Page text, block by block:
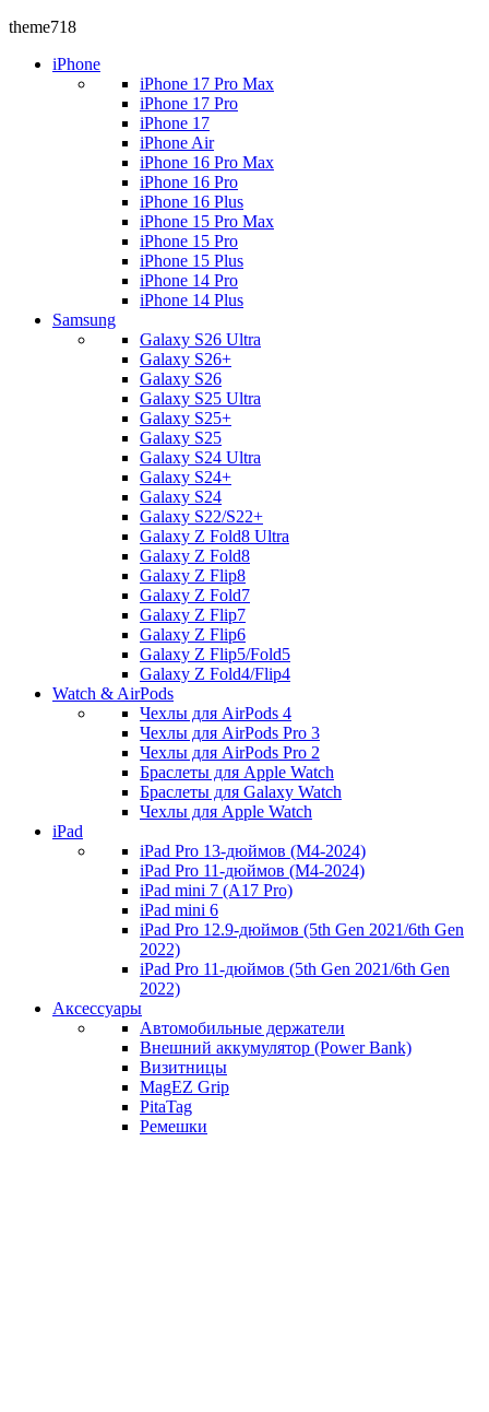
theme718
iPhone
iPhone 17 Pro Max
iPhone 17 Pro
iPhone 17
iPhone Air
iPhone 16 Pro Max
iPhone 16 Pro
iPhone 16 Plus
iPhone 15 Pro Max
iPhone 15 Pro
iPhone 15 Plus
iPhone 14 Pro
iPhone 14 Plus
Samsung
Galaxy S26 Ultra
Galaxy S26+
Galaxy S26
Galaxy S25 Ultra
Galaxy S25+
Galaxy S25
Galaxy S24 Ultra
Galaxy S24+
Galaxy S24
Galaxy S22/S22+
Galaxy Z Fold8 Ultra
Galaxy Z Fold8
Galaxy Z Flip8
Galaxy Z Fold7
Galaxy Z Flip7
Galaxy Z Flip6
Galaxy Z Flip5/Fold5
Galaxy Z Fold4/Flip4
Watch & AirPods
Чехлы для AirPods 4
Чехлы для AirPods Pro 3
Чехлы для AirPods Pro 2
Браслеты для Apple Watch
Браслеты для Galaxy Watch
Чехлы для Apple Watch
iPad
iPad Pro 13-дюймов (M4-2024)
iPad Pro 11-дюймов (M4-2024)
iPad mini 7 (A17 Pro)
iPad mini 6
iPad Pro 12.9-дюймов (5th Gen 2021/6th Gen
2022)
iPad Pro 11-дюймов (5th Gen 2021/6th Gen
2022)
Аксессуары
Автомобильные держатели
Внешний аккумулятор (Power Bank)
Визитницы
MagEZ Grip
PitaTag
Ремешки